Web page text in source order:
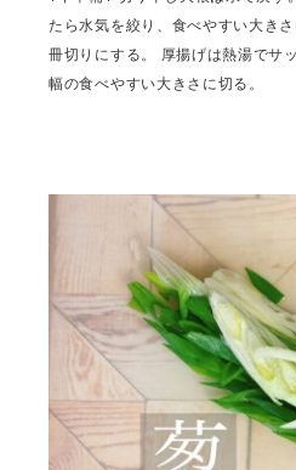
たら水気を絞り、食べやすい大き
冊切りにする。 厚揚げは熱湯でサ
幅の食べやすい大きさに切る。